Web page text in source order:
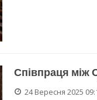
Співпраця між
24 Вересня 2025